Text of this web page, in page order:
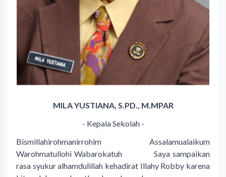
MILA YUSTIANA, S.PD., M.MPAR
- Kepala Sekolah -
Bismillahirohmanirrohim Assalamualaikum
Warohmatullohi Wabarokatuh Saya sampaikan
rasa syukur alhamdulillah kehadirat Illahy Robby karena